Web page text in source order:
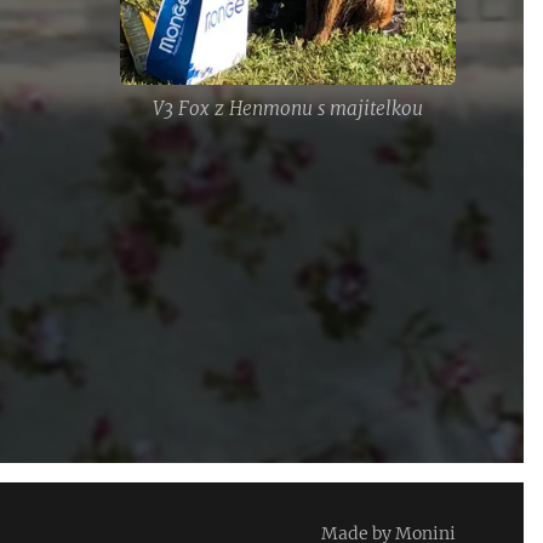
V3 Fox z Henmonu s majitelkou
Made by Monini